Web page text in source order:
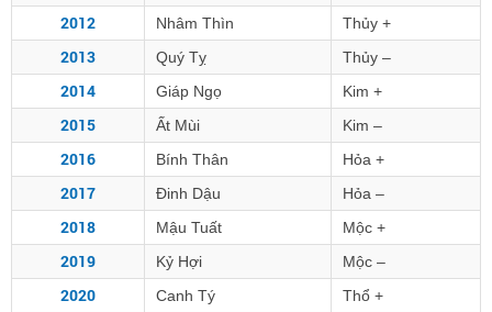
2012 Nhâm Thìn Thủy +
2013 Quý Tỵ Thủy –
2014 Giáp Ngọ Kim +
2015 Ất Mùi Kim –
2016 Bính Thân Hỏa +
2017 Đinh Dậu Hỏa –
2018 Mậu Tuất Mộc +
2019 Kỷ Hợi Mộc –
2020 Canh Tý Thổ +